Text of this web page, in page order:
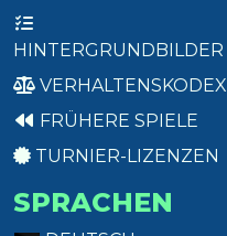
HINTERGRUNDBILDER
VERHALTENSKODEX
FRÜHERE SPIELE
TURNIER-LIZENZEN
SPRACHEN